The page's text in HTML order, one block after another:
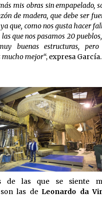
mis obras sin empapelado,
de madera, que debe ser
que, como nos gusta hacer
que nos pasamos 20
buenas estructuras,
mucho mejor“, expresa García.
de las que se siente
las de  Leonardo da